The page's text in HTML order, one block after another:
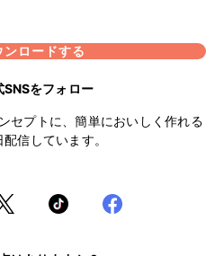
ロードする
SNSをフォロー
セプトに、簡単においしく作れる
信しています。